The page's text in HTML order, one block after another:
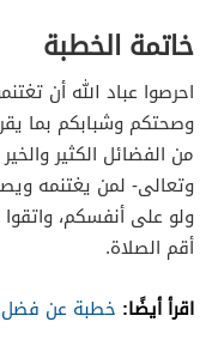
خاتمة الخطبة
احرصوا عباد الله أن
وصحتكم وشبابكم بما
من الفضائل الكثير
وتعالى- لمن يغتنمه
ولو على أنفسكم،
أقم الصلاة.
اقرأ أيضًا: خطبة عن فضل